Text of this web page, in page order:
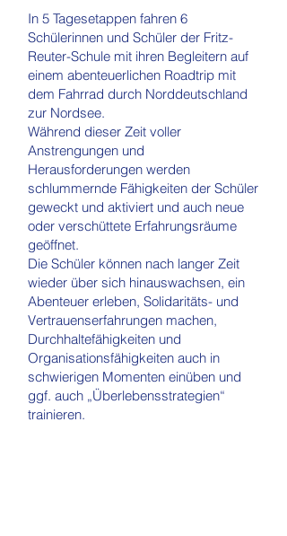
In 5 Tagesetappen fahren 6
Schülerinnen und Schüler der Fritz-
Reuter-Schule mit ihren Begleitern auf
einem abenteuerlichen Roadtrip mit
dem Fahrrad durch Norddeutschland
zur Nordsee.
Während dieser Zeit voller
Anstrengungen und
Herausforderungen werden
schlummernde Fähigkeiten der Schüler
geweckt und aktiviert und auch neue
oder verschüttete Erfahrungsräume
geöffnet.
Die Schüler können nach langer Zeit
wieder über sich hinauswachsen, ein
Abenteuer erleben, Solidaritäts- und
Vertrauenserfahrungen machen,
Durchhaltefähigkeiten und
Organisationsfähigkeiten auch in
schwierigen Momenten einüben und
ggf. auch „Überlebensstrategien“
trainieren.